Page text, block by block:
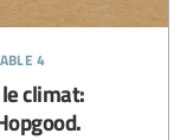
4
climat: